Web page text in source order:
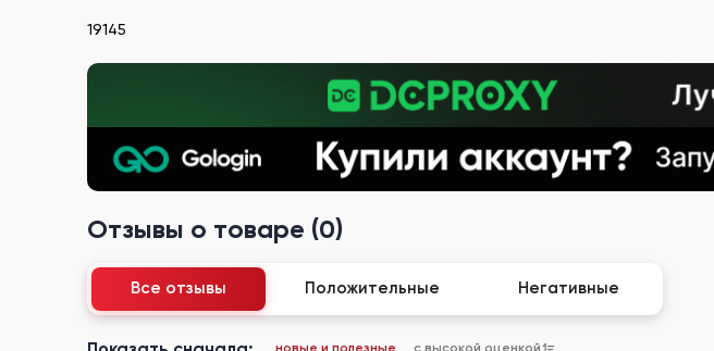
19145
Отзывы о товаре (0)
Все отзывы Положительные Негативные